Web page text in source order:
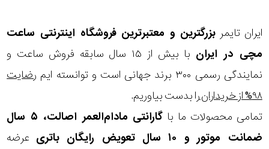
ایران تایمر بزرگترین و معتبرترین فروشگاه اینترنتی ساعت
مچی در ایران
با بیش از ۱۵ سال سابقه فروش ساعت و
نمایندگی رسمی ۳۰۰ برند جهانی است و توانسته ایم
رضایت
۹۸% از خریداران
را بدست بیاوریم.
تمامی محصولات ما با
گارانتی مادام‌العمر اصالت، ۵ سال
ضمانت موتور و ۱۰ سال تعویض رایگان باتری
عرضه
قاب
ویژگی
سرعت
سنج
(تاچیمتر)
نمایش
بیشتر...